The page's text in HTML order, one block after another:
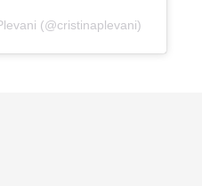
(@cristinaplevani)